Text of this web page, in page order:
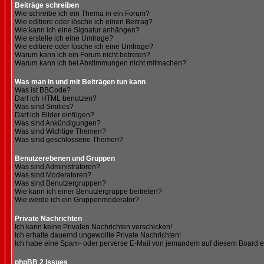
Beiträge schreiben
Wie schreibe ich ein Thema in ein Forum?
Wie editiere oder lösche ich einen Beitrag?
Wie kann ich eine Signatur anhängen?
Wie erstelle ich eine Umfrage?
Wie editiere oder lösche ich eine Umfrage?
Warum kann ich ein Forum nicht betreten?
Warum kann ich bei Abstimmungen nicht mitmachen?
Was man in und mit Beiträgen tun kann
Was ist BBCode?
Darf ich HTML benutzen?
Was sind Smilies?
Darf ich Bilder einfügen?
Was sind Ankündigungen?
Was sind Wichtige Themen?
Was sind geschlossene Themen?
Benutzerebenen und Gruppen
Was sind Administratoren?
Was sind Moderatoren?
Was sind Benutzergruppen?
Wie kann ich einer Benutzergruppe beitreten?
Wie werde ich ein Gruppenmoderator?
Private Nachrichten
Ich kann keine Privaten Nachrichten verschicken!
Ich erhalte dauernd ungewollte Private Nachrichten!
Ich habe eine Spam- oder perverse E-Mail von jemandem auf diesem Board
phpBB 2 Issues